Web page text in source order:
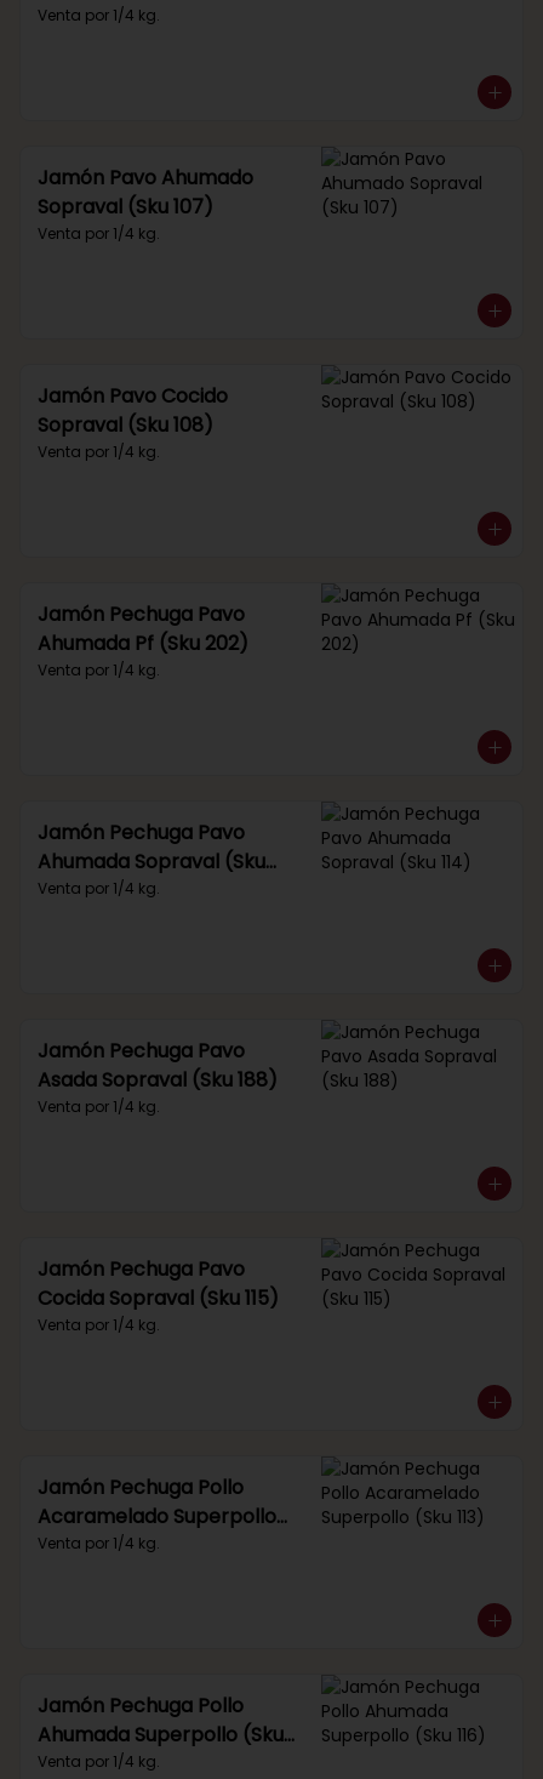
Venta por 1/4 kg.
Jamón Pavo Ahumado
Sopraval (Sku 107)
Venta por 1/4 kg.
Jamón Pavo Cocido
Sopraval (Sku 108)
Venta por 1/4 kg.
Jamón Pechuga Pavo
Ahumada Pf (Sku 202)
Venta por 1/4 kg.
Jamón Pechuga Pavo
Ahumada Sopraval (Sku
114)
Venta por 1/4 kg.
Jamón Pechuga Pavo
Asada Sopraval (Sku 188)
Venta por 1/4 kg.
Jamón Pechuga Pavo
Cocida Sopraval (Sku 115)
Venta por 1/4 kg.
Jamón Pechuga Pollo
Acaramelado Superpollo
(Sku 113)
Venta por 1/4 kg.
Jamón Pechuga Pollo
Ahumada Superpollo (Sku
116)
Venta por 1/4 kg.